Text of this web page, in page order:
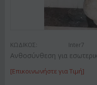
ΚΩΔΙΚΟΣ: Inter7
Ανθοσύνθεση για
[Επικοινωνήστε για Τιμή]